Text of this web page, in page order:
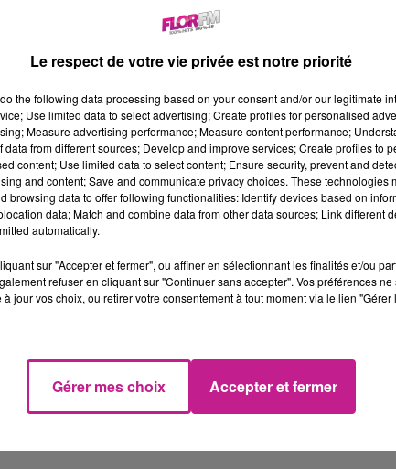
15 min 6
Le respect de votre vie privée est notre priorité
do the following data processing based on your consent and/or our legitimate
Use limited data to select advertising; Create profiles for personalised
Measure advertising performance; Measure content performance;
data from different sources; Develop and improve services; Create profiles to
content; Use limited data to select content; Ensure security, prevent and
and content; Save and communicate privacy choices. These technologies
browsing data to offer following functionalities: Identify devices based on
data; Match and combine data from other data sources; Link different
automatically.
sur "Accepter et fermer", ou affiner en sélectionnant les finalités et/ou
refuser en cliquant sur "Continuer sans accepter". Vos préférences
à jour vos choix, ou retirer votre consentement à tout moment via le lien
Gérer mes choix Accepter et fermer